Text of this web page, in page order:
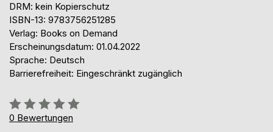
DRM: kein Kopierschutz
ISBN-13: 9783756251285
Verlag: Books on Demand
Erscheinungsdatum: 01.04.2022
Sprache: Deutsch
Barrierefreiheit: Eingeschränkt zugänglich
Bewertung::
0%
0 Bewertungen